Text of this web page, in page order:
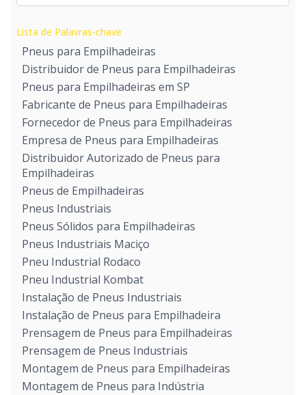
Lista de Palavras-chave
Pneus para Empilhadeiras
Distribuidor de Pneus para Empilhadeiras
Pneus para Empilhadeiras em SP
Fabricante de Pneus para Empilhadeiras
Fornecedor de Pneus para Empilhadeiras
Empresa de Pneus para Empilhadeiras
Distribuidor Autorizado de Pneus para
Empilhadeiras
Pneus de Empilhadeiras
Pneus Industriais
Pneus Sólidos para Empilhadeiras
Pneus Industriais Maciço
Pneu Industrial Rodaco
Pneu Industrial Kombat
Instalação de Pneus Industriais
Instalação de Pneus para Empilhadeira
Prensagem de Pneus para Empilhadeiras
Prensagem de Pneus Industriais
Montagem de Pneus para Empilhadeiras
Montagem de Pneus para Indústria